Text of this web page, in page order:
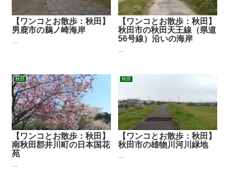
【ワンコとお散歩：秋田】
男鹿市の鵜ノ崎海岸
...
【ワンコとお散歩：秋田】
秋田市の秋田天王線（県道
56号線）沿いの海岸
...
秋田
【ワンコとお散歩：秋田】
南秋田郡井川町の日本国花
苑
...
秋田
【ワンコとお散歩：秋田】
秋田市の雄物川河川緑地
...